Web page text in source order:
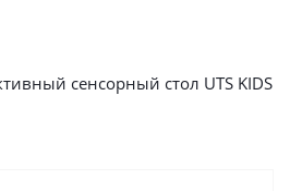
сенсорный стол UTS KIDS